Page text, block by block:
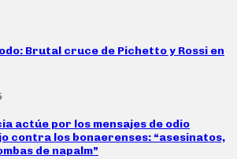
Brutal cruce de Pichetto y Rossi en
actúe por los mensajes de odio
contra los bonaerenses: “asesinatos,
de napalm”